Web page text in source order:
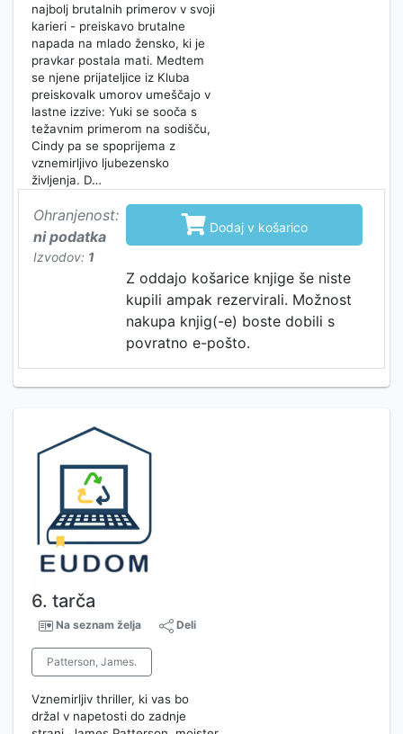
najbolj brutalnih primerov v svoji
karieri - preiskavo brutalne
napada na mlado žensko, ki je
pravkar postala mati. Medtem
se njene prijateljice iz Kluba
preiskovalk umorov umeščajo v
lastne izzive: Yuki se sooča s
težavnim primerom na sodišču,
Cindy pa se spoprijema z
vznemirljivo ljubezensko
življenja. D…
Ohranjenost:
ni podatka
Izvodov: 1
 Dodaj v košarico
Z oddajo košarice knjige še niste
kupili ampak rezervirali. Možnost
nakupa knjig(-e) boste dobili s
povratno e-pošto.
6. tarča
Na seznam želja Deli
Patterson, James.
Vznemirljiv thriller, ki vas bo
držal v napetosti do zadnje